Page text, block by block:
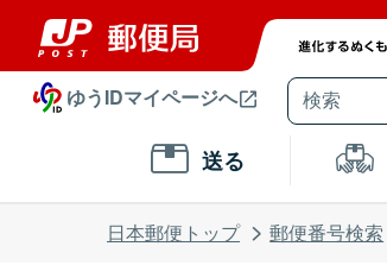
ゆうIDマイページへ
送る
日本郵便トップ 郵便番号検索